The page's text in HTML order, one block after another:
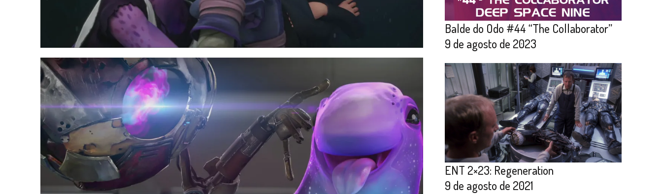
Balde do Odo #44 “The Collaborator”
9 de agosto de 2023
ENT 2×23: Regeneration
9 de agosto de 2021